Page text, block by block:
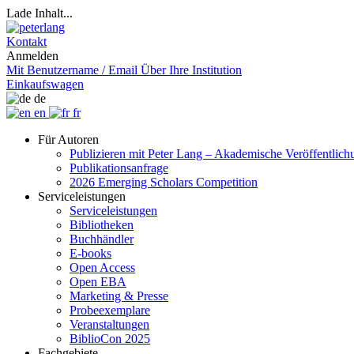
Lade Inhalt...
Kontakt
Anmelden
Mit Benutzername / Email Über Ihre Institution
Einkaufswagen
de
en
fr
Für Autoren
Publizieren mit Peter Lang – Akademische
Publikationsanfrage
2026 Emerging Scholars Competition
Serviceleistungen
Serviceleistungen
Bibliotheken
Buchhändler
E-books
Open Access
Open EBA
Marketing & Presse
Probeexemplare
Veranstaltungen
BiblioCon 2025